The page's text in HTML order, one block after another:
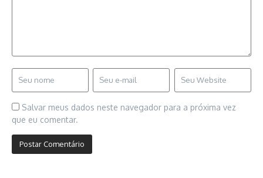
Salvar meus dados neste navegador para a próxima vez
que eu comentar.